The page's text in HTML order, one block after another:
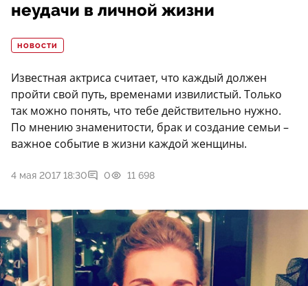
неудачи в личной жизни
НОВОСТИ
Известная актриса считает, что каждый должен
пройти свой путь, временами извилистый. Только
так можно понять, что тебе действительно нужно.
По мнению знаменитости, брак и создание семьи –
важное событие в жизни каждой женщины.
4 мая 2017 18:30 0 11 698